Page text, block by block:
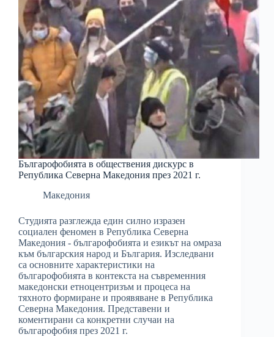
Българофобията в обществения дискурс в
Република Северна Македония през 2021 г.
Македония
Студията разглежда един силно изразен
социален феномен в Република Северна
Македония - българофобията и езикът на омраза
към българския народ и България. Изследвани
са основните характеристики на
българофобията в контекста на съвременния
македонски етноцентризъм и процеса на
тяхното формиране и проявяване в Република
Северна Македония. Представени и
коментирани са конкретни случаи на
българофобия през 2021 г.